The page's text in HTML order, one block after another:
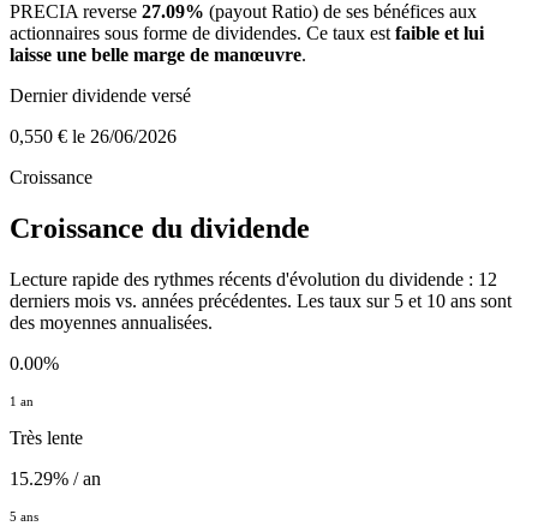
PRECIA reverse 27.09% (payout Ratio) de ses bénéfices aux
actionnaires sous forme de dividendes. Ce taux est faible et lui
laisse une belle marge de manœuvre.
Dernier dividende versé
0,550 € le 26/06/2026
Croissance
Croissance du dividende
Lecture rapide des rythmes récents d'évolution du dividende : 12
derniers mois vs. années précédentes. Les taux sur 5 et 10 ans sont
des moyennes annualisées.
0.00%
1 an
Très lente
15.29% / an
5 ans